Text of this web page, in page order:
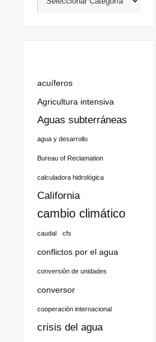
acuíferos
Agricultura intensiva
Aguas subterráneas
agua y desarrollo
Bureau of Reclamation
calculadora hidrológica
California
cambio climático
caudal cfs
conflictos por el agua
conversión de unidades
conversor
cooperación internacional
crisis del agua